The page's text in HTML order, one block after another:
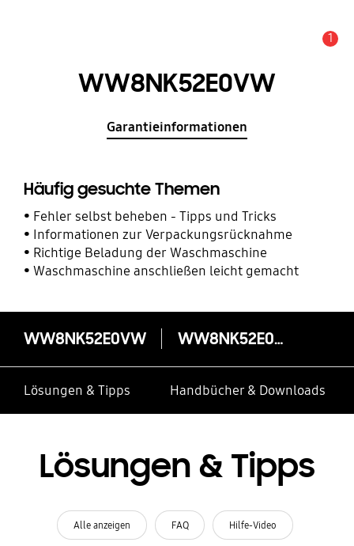
1
WW8NK52E0VW
Garantieinformationen
Häufig gesuchte Themen
Fehler selbst beheben - Tipps und Tricks
Informationen zur Verpackungsrücknahme
Richtige Beladung der Waschmaschine
Waschmaschine anschließen leicht gemacht
WW8NK52E0VW WW8NK52E0VW
Lösungen & Tipps Handbücher & Downloads
Lösungen & Tipps
Alle anzeigen FAQ Hilfe-Video